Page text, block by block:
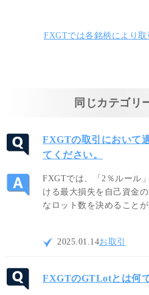
FXGTでは各銘柄により
同じカテゴリ
FXGTの取引において
てください。
FXGTでは、「2％ルール
ける最大損失を自己資金
なロット数を決めること
て提供されているボラテ
用することによって適正
2025.01.14お取引
FXGTのGTLotとは何